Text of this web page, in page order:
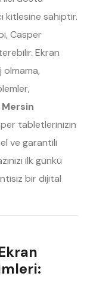
kitlesine sahiptir.
Casper
Ekran
olmama,
Mersin
tabletlerinizin
ve garantili
ilk günkü
bir dijital